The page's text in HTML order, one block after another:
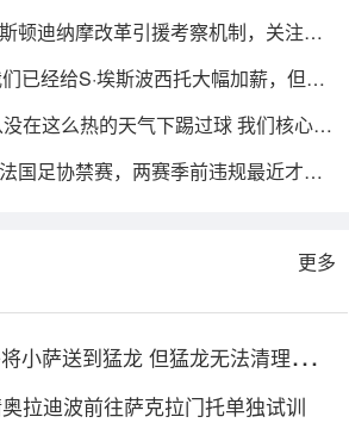
顿迪纳摩改革引援考察机制，关注球
已经给S·埃斯波西托大幅加薪，但他
在这么热的天气下踢过球 我们核心思
国足协禁赛，两赛季前违规最近才告
更多
小萨送到猛龙 但猛龙无法清理珀尔
拉迪波前往萨克拉门托单独试训